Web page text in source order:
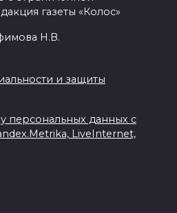
газеты «Колос»
Н.В.
и защиты
персональных данных с
LiveInternet,